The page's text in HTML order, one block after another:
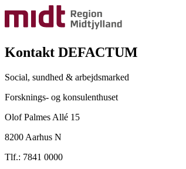
Kontakt DEFACTUM
Social, sundhed & arbejdsmarked
Forsknings- og konsulenthuset
Olof Palmes Allé 15
8200 Aarhus N
Tlf.: 7841 0000